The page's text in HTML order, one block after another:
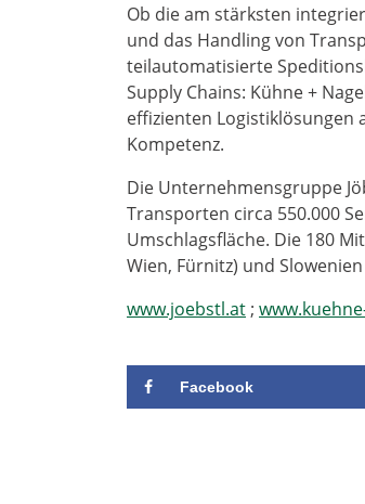
Ob die am stärksten
und das Handling von
teilautomatisierte
Supply Chains: Kühne +
effizienten Logistiklösungen
Kompetenz.
Die Unternehmensgruppe
Transporten circa 550.000
Umschlagsfläche. Die 180
Wien, Fürnitz) und
www.joebstl.at ;
Facebook